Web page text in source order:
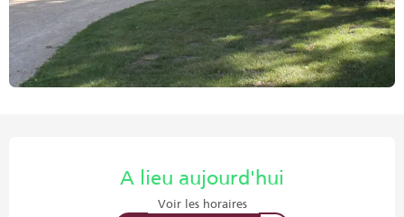
A lieu aujourd'hui
Voir les horaires